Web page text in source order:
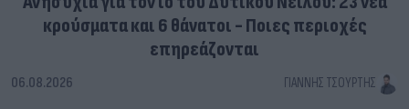
κρούσματα και 6 θάνατοι - Ποιες περιοχές
επηρεάζονται
06.08.2026 ΓΙΆΝΝΗΣ ΤΣΟΎΡΤΗΣ